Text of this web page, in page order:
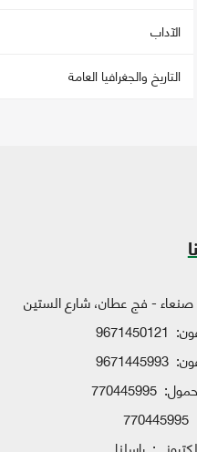
الآداب
التاريخ والجغرافيا العامة
صنعاء - فج عطان، شارع الستين
9671450121
9671445993
770445995
770445995